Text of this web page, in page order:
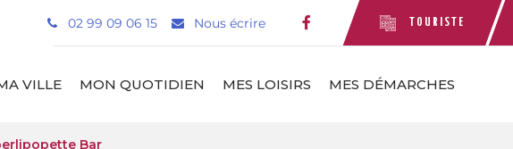
02 99 09 06 15 Nous écrire Lien vers le compte Facebook
TOURISTE
VILLE MON QUOTIDIEN MES LOISIRS MES DÉMARCHES
Bar